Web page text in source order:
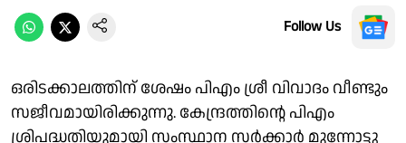
Follow Us
ഒരിടക്കാലത്തിന് ശേഷം പിഎം ശ്രീ വിവാദം വീണ്ടും
സജീവമായിരിക്കുന്നു. കേന്ദ്രത്തിന്റെ പിഎം
ശ്രിപദ്ധതിയുമായി സംസ്ഥാന സര്‍ക്കാര്‍ മുന്നോട്ടു